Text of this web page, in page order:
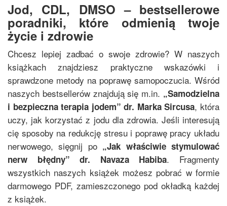
Jod, CDL, DMSO – bestsellerowe
poradniki, które odmienią twoje
życie i zdrowie
Chcesz lepiej zadbać o swoje zdrowie? W naszych
książkach znajdziesz praktyczne wskazówki i
sprawdzone metody na poprawę samopoczucia. Wśród
naszych bestsellerów znajdują się m.in. „Samodzielna
i bezpieczna terapia jodem”dr. Marka Sircusa, która
uczy, jak korzystać z jodu dla zdrowia. Jeśli interesują
cię sposoby na redukcję stresu i poprawę pracy układu
nerwowego, sięgnij po „Jak właściwie stymulować
nerw błędny”dr. Navaza Habiba. Fragmenty
wszystkich naszych książek możesz pobrać w formie
darmowego PDF, zamieszczonego pod okładką każdej
z książek.